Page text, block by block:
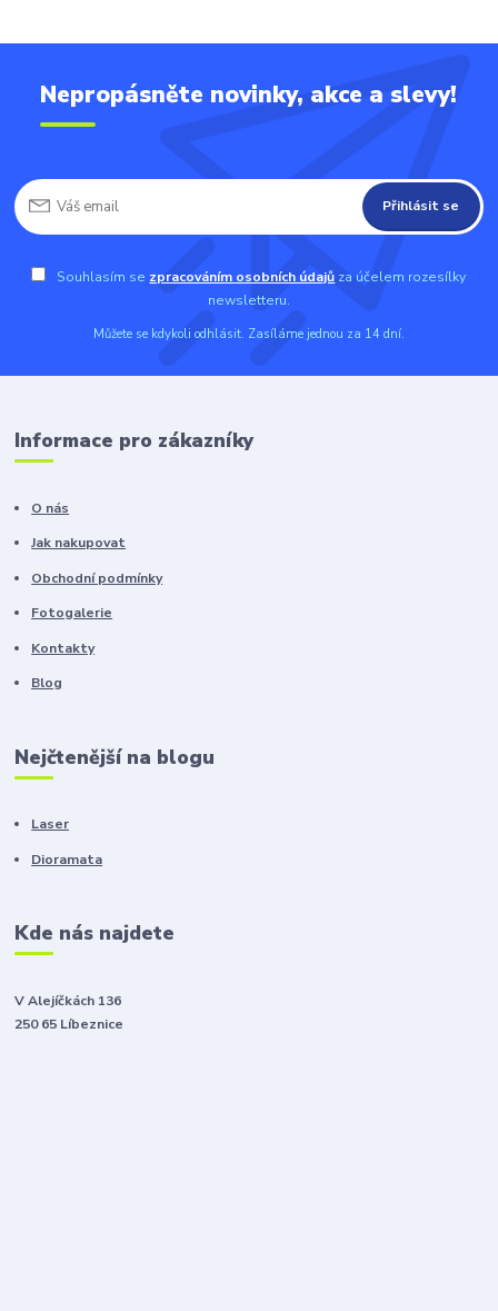
Nepropásněte novinky, akce a slevy!
Přihlásit se
Souhlasím se zpracováním osobních údajů za účelem rozesílky
newsletteru.
Můžete se kdykoli odhlásit. Zasíláme jednou za 14 dní.
Informace pro zákazníky
O nás
Jak nakupovat
Obchodní podmínky
Fotogalerie
Kontakty
Blog
Nejčtenější na blogu
Laser
Dioramata
Kde nás najdete
V Alejíčkách 136
250 65 Líbeznice